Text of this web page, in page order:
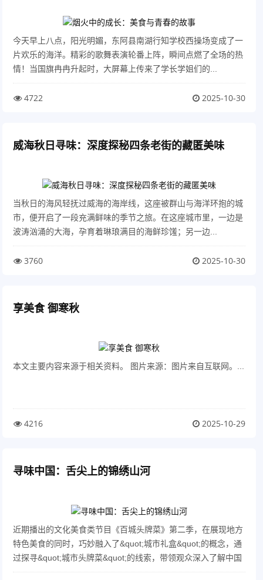
今天早上八点，阳光明媚，东阿县南湖行知学校西操场变成了一
片欢乐的海洋。精彩的歌舞表演轮番上阵，瞬间点燃了全场的热
情！当国旗冉冉升起时，大屏幕上传来了学长学姐们的...
4722 2025-10-30
威海秋日寻味：深度探秘四条老街的藏匿美味
当秋日的海风轻抚过威海的海岸线，这座被群山与海洋环抱的城
市，便开启了一段充满鲜味的季节之旅。在这座城市里，一边是
波涛汹涌的大海，孕育着琳琅满目的海鲜珍馐；另一边...
3760 2025-10-30
享美食 御寒秋
本文主要内容来源于相关资料。 图片来源：图片来自互联网。...
4216 2025-10-29
寻味中国：舌尖上的锦绣山河
近期播出的文化美食类节目《百城头牌菜》第二季，在展现地方
特色美食的同时，巧妙融入了&quot;城市礼盒&quot;的概念，通
过探寻&quot;城市头牌菜&quot;的线索，带领观众深入了解中国
各地丰富的...